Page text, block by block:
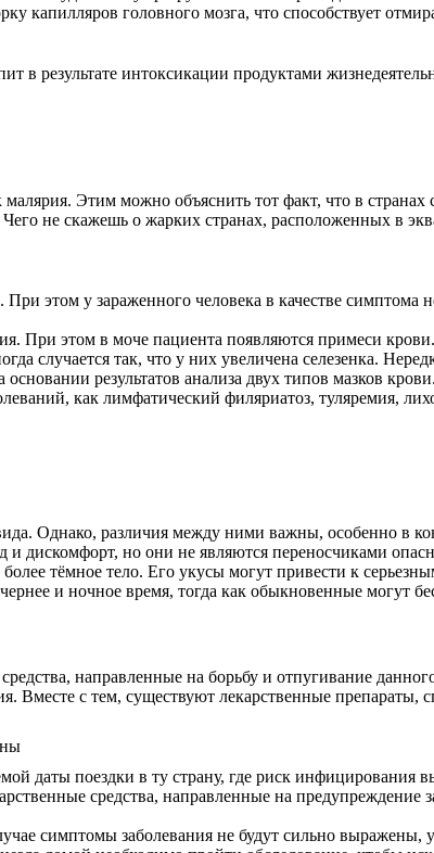
головного мозга, что способствует
в результате интоксикации продуктами
Этим можно объяснить тот факт, что в странах
не скажешь о жарких странах, расположенных в
этом у зараженного человека в качестве симптома
При этом в моче пациента появляются примеси
случается так, что у них увеличена селезенка.
результатов анализа двух типов мазков крови.
как лимфатический филяриатоз, туляремия,
Однако, различия между ними важны, особенно в
дискомфорт, но они не являются переносчиками
тёмное тело. Его укусы могут привести к
и ночное время, тогда как обыкновенные могут
направленные на борьбу и отпугивание
Вместе с тем, существуют лекарственные
даты поездки в ту страну, где риск инфицирования
средства, направленные на предупреждение
симптомы заболевания не будут сильно выражены,